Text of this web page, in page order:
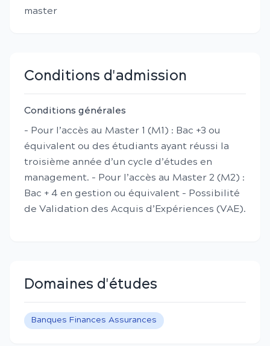
master
Conditions d'admission
Conditions générales
- Pour l’accès au Master 1 (M1) : Bac +3 ou
équivalent ou des étudiants ayant réussi la
troisième année d’un cycle d’études en
management. - Pour l’accès au Master 2 (M2) :
Bac + 4 en gestion ou équivalent - Possibilité
de Validation des Acquis d’Expériences (VAE).
Domaines d'études
Banques Finances Assurances